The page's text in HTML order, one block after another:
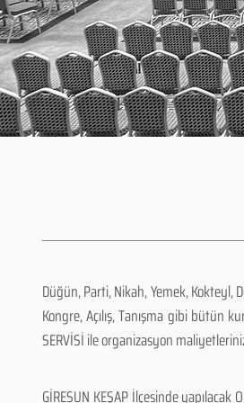
Düğün, Parti, Nikah, Yemek, Kokteyl,
Kongre, Açılış, Tanışma gibi bütün
SERVİSİ ile organizasyon
GİRESUN KEŞAP İlçesinde